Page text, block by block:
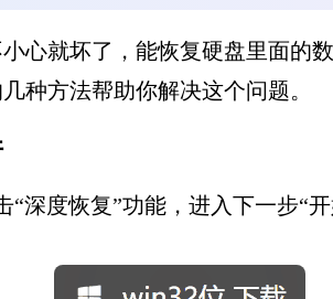
心就坏了，能恢复硬盘里面的
种方法帮助你解决这个问题。
“深度恢复”功能，进入下一步“开